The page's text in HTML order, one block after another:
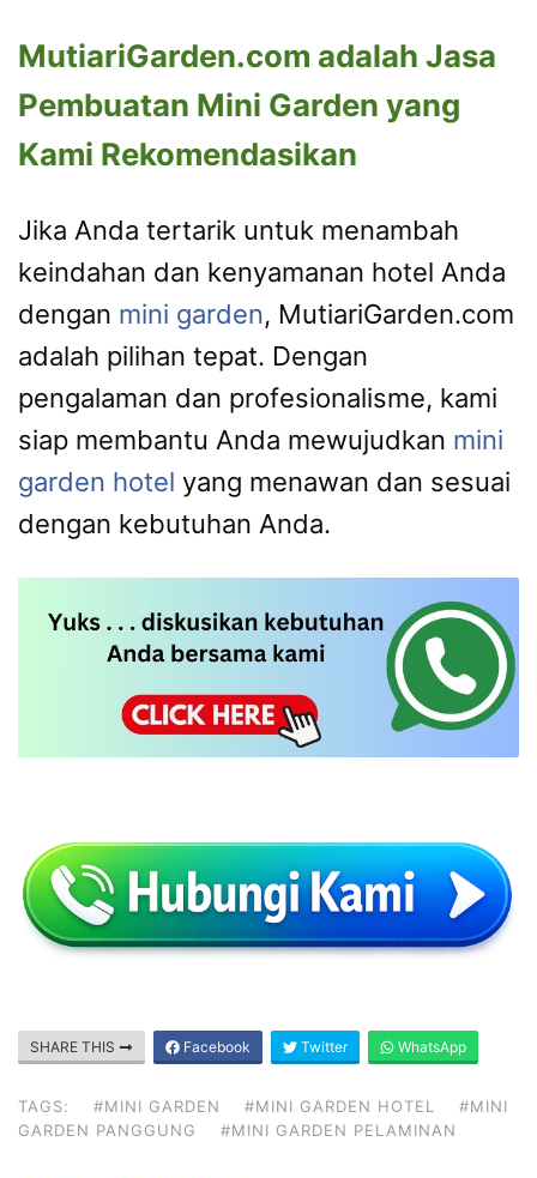
MutiariGarden.com adalah Jasa
Pembuatan Mini Garden yang
Kami Rekomendasikan
Jika Anda tertarik untuk menambah
keindahan dan kenyamanan hotel Anda
dengan mini garden, MutiariGarden.com
adalah pilihan tepat. Dengan
pengalaman dan profesionalisme, kami
siap membantu Anda mewujudkan mini
garden hotel yang menawan dan sesuai
dengan kebutuhan Anda.
SHARE THIS Facebook Twitter WhatsApp
TAGS: #MINI GARDEN #MINI GARDEN HOTEL
#MINI
GARDEN PANGGUNG
#MINI GARDEN PELAMINAN